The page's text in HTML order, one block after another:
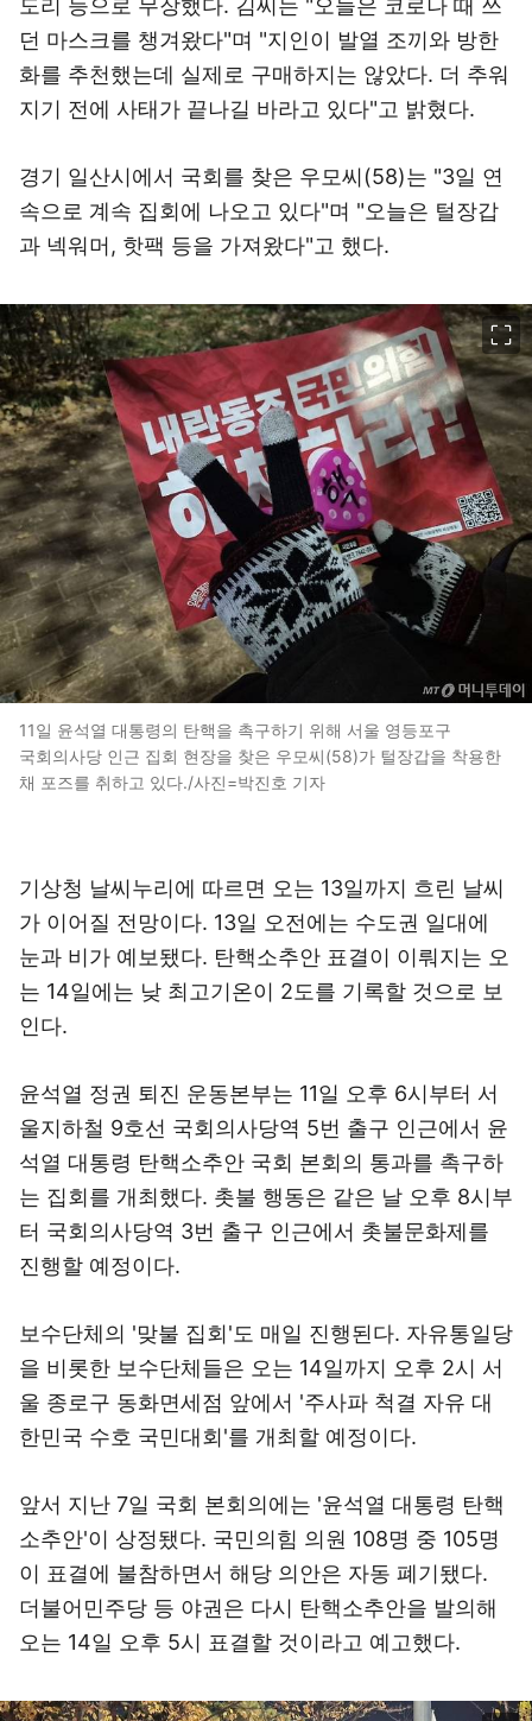
도리 등으로 무장했다. 김씨는 "오늘은 코로나 때 쓰
던 마스크를 챙겨왔다"며 "지인이 발열 조끼와 방한
화를 추천했는데 실제로 구매하지는 않았다. 더 추워
지기 전에 사태가 끝나길 바라고 있다"고 밝혔다.
경기 일산시에서 국회를 찾은 우모씨(58)는 "3일 연
속으로 계속 집회에 나오고 있다"며 "오늘은 털장갑
과 넥워머, 핫팩 등을 가져왔다"고 했다.
11일 윤석열 대통령의 탄핵을 촉구하기 위해 서울 영등포구
국회의사당 인근 집회 현장을 찾은 우모씨(58)가 털장갑을 착용한
채 포즈를 취하고 있다./사진=박진호 기자
기상청 날씨누리에 따르면 오는 13일까지 흐린 날씨
가 이어질 전망이다. 13일 오전에는 수도권 일대에
눈과 비가 예보됐다. 탄핵소추안 표결이 이뤄지는 오
는 14일에는 낮 최고기온이 2도를 기록할 것으로 보
인다.
윤석열 정권 퇴진 운동본부는 11일 오후 6시부터 서
울지하철 9호선 국회의사당역 5번 출구 인근에서 윤
석열 대통령 탄핵소추안 국회 본회의 통과를 촉구하
는 집회를 개최했다. 촛불 행동은 같은 날 오후 8시부
터 국회의사당역 3번 출구 인근에서 촛불문화제를
진행할 예정이다.
보수단체의 '맞불 집회'도 매일 진행된다. 자유통일당
을 비롯한 보수단체들은 오는 14일까지 오후 2시 서
울 종로구 동화면세점 앞에서 '주사파 척결 자유 대
한민국 수호 국민대회'를 개최할 예정이다.
앞서 지난 7일 국회 본회의에는 '윤석열 대통령 탄핵
소추안'이 상정됐다. 국민의힘 의원 108명 중 105명
이 표결에 불참하면서 해당 의안은 자동 폐기됐다.
더불어민주당 등 야권은 다시 탄핵소추안을 발의해
오는 14일 오후 5시 표결할 것이라고 예고했다.